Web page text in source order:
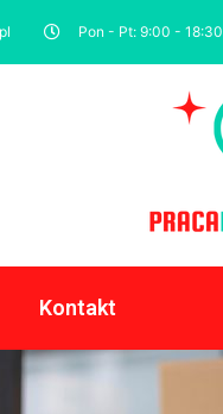
Pon - Pt: 9:00 - 18:30
Kontakt